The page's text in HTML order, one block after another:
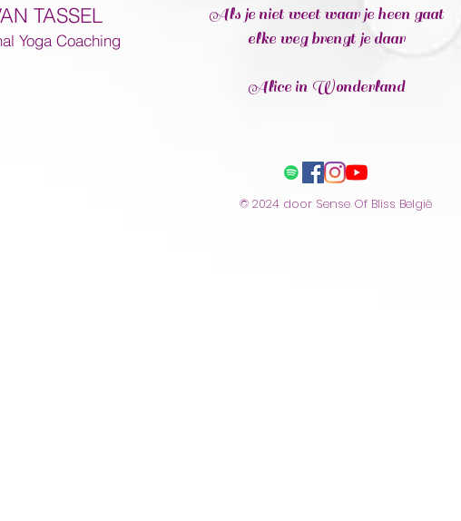
TASSEL
Yoga Coaching
Als je niet weet waar je heen gaat
elke weg brengt je daar
Alice in Wonderland
© 2024 door Sense Of Bliss België